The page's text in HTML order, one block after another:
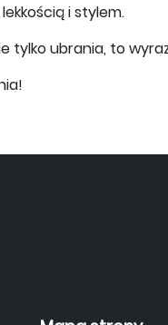
i stylem.
tylko ubrania, to